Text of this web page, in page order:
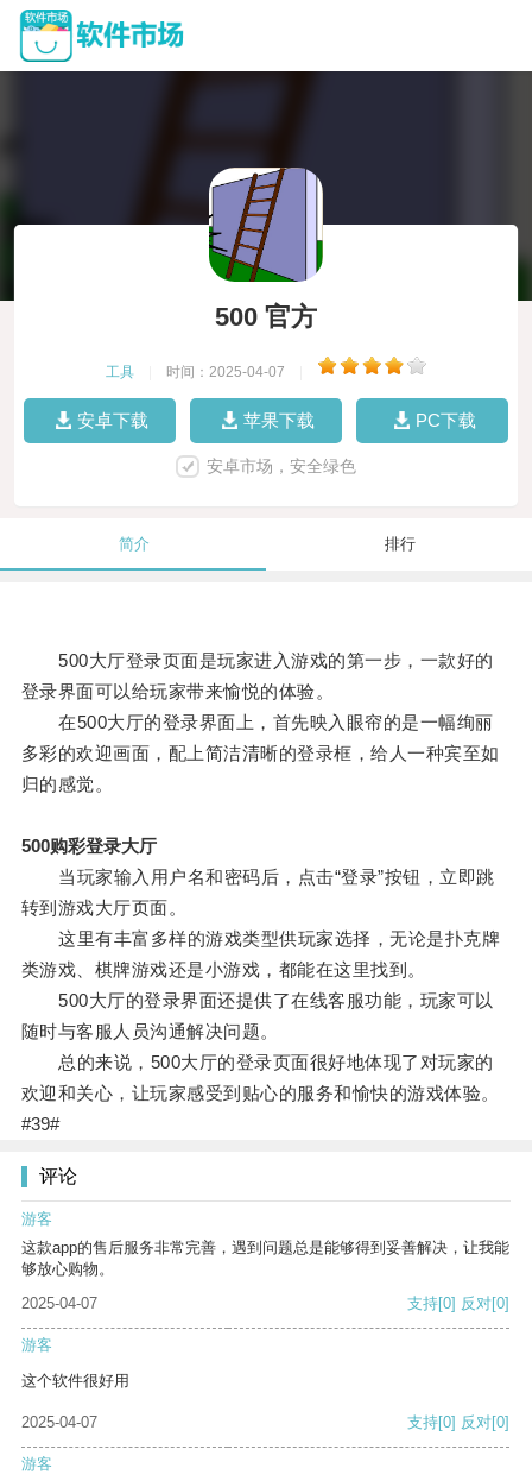
500 官方
工具 时间：2025-04-07
安卓下载 苹果下载 PC下载
安卓市场，安全绿色
简介 排行
500大厅登录页面是玩家进入游戏的第一步，一款好的
登录界面可以给玩家带来愉悦的体验。
在500大厅的登录界面上，首先映入眼帘的是一幅绚丽
多彩的欢迎画面，配上简洁清晰的登录框，给人一种宾至如
归的感觉。
500购彩登录大厅
当玩家输入用户名和密码后，点击“登录”按钮，立即跳
转到游戏大厅页面。
这里有丰富多样的游戏类型供玩家选择，无论是扑克牌
类游戏、棋牌游戏还是小游戏，都能在这里找到。
500大厅的登录界面还提供了在线客服功能，玩家可以
随时与客服人员沟通解决问题。
总的来说，500大厅的登录页面很好地体现了对玩家的
欢迎和关心，让玩家感受到贴心的服务和愉快的游戏体验。
#39#
评论
游客
这款app的售后服务非常完善，遇到问题总是能够得到妥善解决，让我能
够放心购物。
2025-04-07
支持[0] 反对[0]
游客
这个软件很好用
2025-04-07 支持[0] 反对[0]
游客